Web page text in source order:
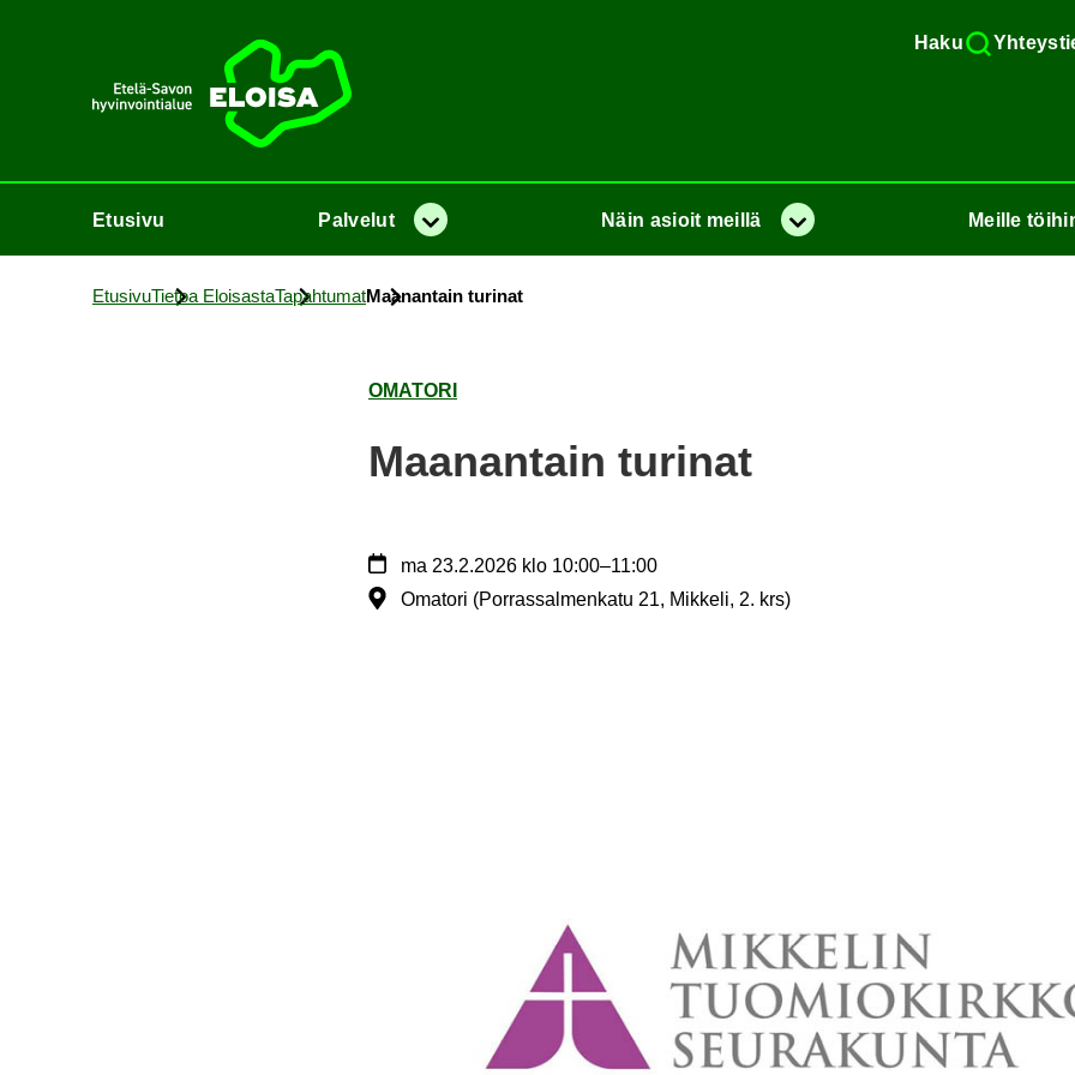
Haku
Etusi­vu
Etusi­vu Pal­ve­lut Va­lik­ko Näin asioit meil­lä Va­lik­ko Meil­le
Etusi­vuTie­toa Eloi­sas­taTa­pah­tu­matMaa­nan­tain tu­ri­nat
OMA­TO­RI
Maa­nan­tain tu­ri­nat
ma 23.2.2026 klo 10:00–11:00
Omatori (Porrassalmenkatu 21, Mikkeli, 2. krs)